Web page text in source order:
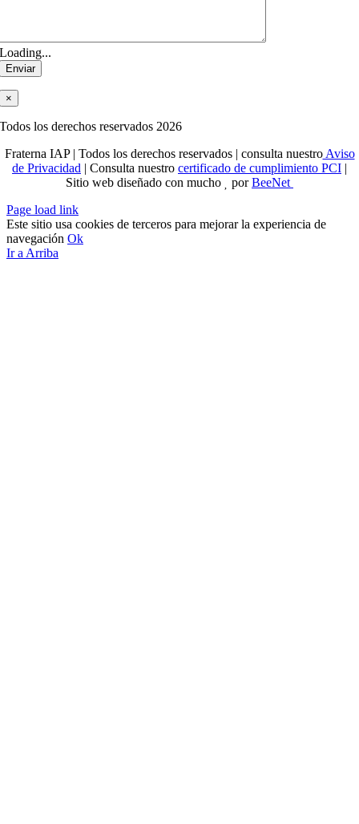
Loading...
×
Todos los derechos reservados 2026
Fraterna IAP | Todos los derechos reservados | consulta nuestroAviso
de Privacidad | Consulta nuestro certificado de cumplimiento PCI |
Sitio web diseñado con mucho
porBeeNet
Page load link
Este sitio usa cookies de terceros para mejorar la experiencia de
navegación Ok
Ir a Arriba